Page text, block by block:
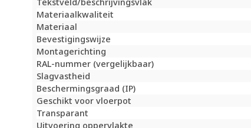
Tekstveld/beschrijvingsvlak
Materiaalkwaliteit
Materiaal
Bevestigingswijze
Montagerichting
RAL-nummer (vergelijkbaar)
Slagvastheid
Beschermingsgraad (IP)
Geschikt voor vloerpot
Transparant
Uitvoering oppervlakte